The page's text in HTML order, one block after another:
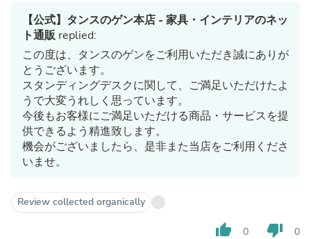
【公式】タンスのゲン本店 - 家具・インテリアのネッ
ト通販replied:
この度は、タンスのゲンをご利用いただき誠にありが
とうございます。
スタンディングデスクに関して、ご満足いただけたよ
うで大変うれしく思っています。
今後もお客様にご満足いただける商品・サービスを提
供できるよう精進致します。
機会がございましたら、是非また当店をご利用くださ
いませ。
Review collected organically
thumb_up 0 thumb_down 0